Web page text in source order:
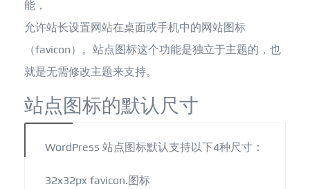
能，
允许站长设置网站在桌面或手机中的网站图标
（favicon）。站点图标这个功能是独立于主题的，也
就是无需修改主题来支持。
站点图标的默认尺寸
WordPress 站点图标默认支持以下4种尺寸：
32x32px favicon.图标